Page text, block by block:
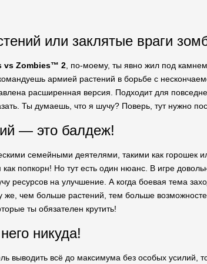
или заклятые враги
vs Zombies™ 2 , по-моему, ты явно жил под
армией растений в борьбе с
расширенная версия. Подходит для
Ты думаешь, что я шучу? Поверь, тут нужно
— это балдеж!
семейными деятелями, такими как горошек
попкорн! Но тут есть один нюанс. В игре
ресурсов на улучшение. А когда боевая
чем больше растений, тем больше
ты обязателен крутить!
никуда!
выводить всё до максимума без особых усилий,